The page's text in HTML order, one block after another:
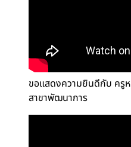
ขอแสดงความยินดีกับ ครู
สาขาพัฒนาการ